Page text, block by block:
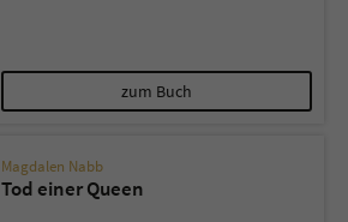
zum Buch
Magdalen Nabb
Tod einer Queen